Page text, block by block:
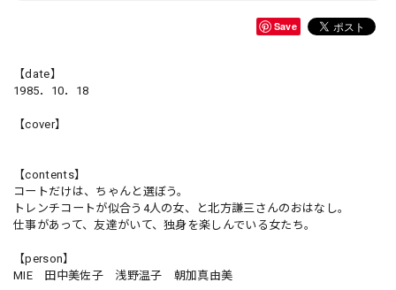
Save
【date】
1985．10．18
【cover】
【contents】
コートだけは、ちゃんと選ぼう。
トレンチコートが似合う4人の女、と北方謙三さんのおはなし。
仕事があって、友達がいて、独身を楽しんでいる女たち。
【person】
MIE 田中美佐子 浅野温子 朝加真由美